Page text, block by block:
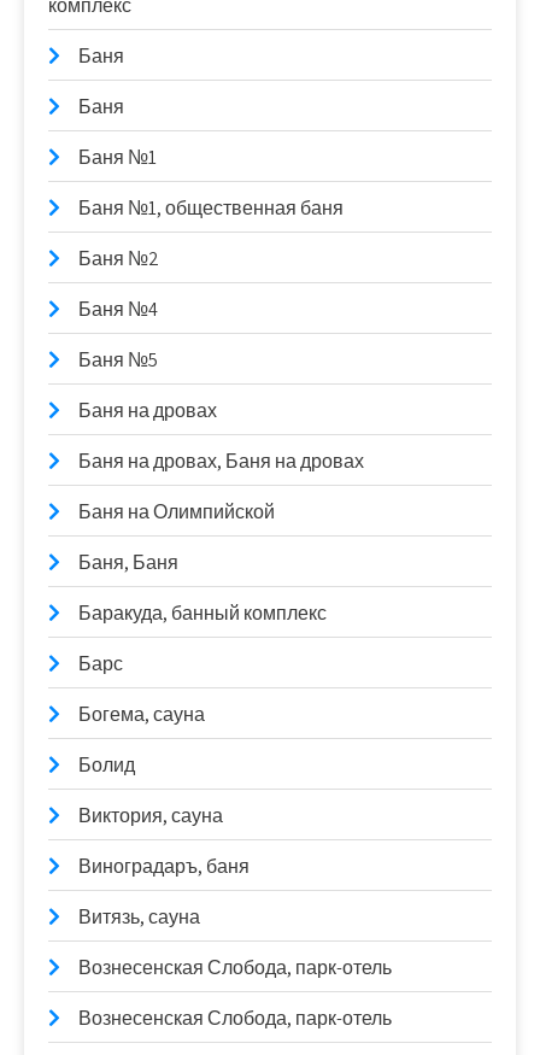
комплекс
Баня
Баня
Баня №1
Баня №1, общественная баня
Баня №2
Баня №4
Баня №5
Баня на дровах
Баня на дровах, Баня на дровах
Баня на Олимпийской
Баня, Баня
Баракуда, банный комплекс
Барс
Богема, сауна
Болид
Виктория, сауна
Виноградаръ, баня
Витязь, сауна
Вознесенская Слобода, парк-отель
Вознесенская Слобода, парк-отель